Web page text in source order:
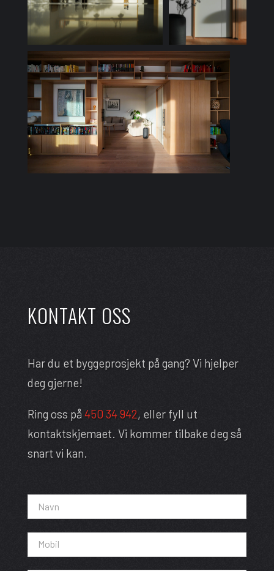
KONTAKT OSS
Har du et byggeprosjekt på gang? Vi hjelper
deg gjerne!
Ring oss på 450 34 942, eller fyll ut
kontaktskjemaet. Vi kommer tilbake deg så
snart vi kan.
Kontakt